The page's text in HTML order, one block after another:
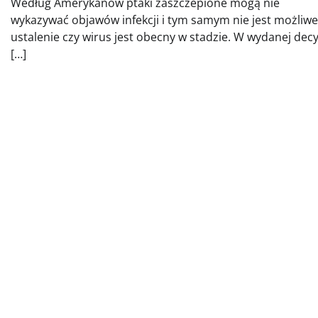
Według Amerykanów ptaki zaszczepione mogą nie
wykazywać objawów infekcji i tym samym nie jest możliwe
ustalenie czy wirus jest obecny w stadzie. W wydanej
[…]